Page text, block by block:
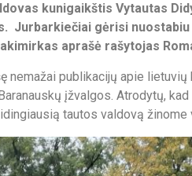
kunigaikštis Vytautas
Jurbarkiečiai gėrisi
aprašė rašytojas
nemažai publikacijų apie
įžvalgos. Atrodytų,
tautos valdovą žinome